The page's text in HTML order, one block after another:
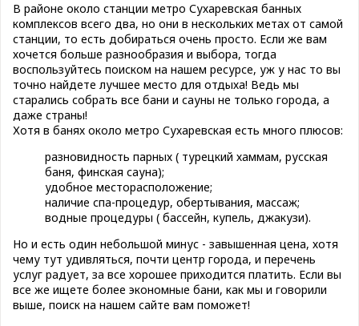
В районе около станции метро Сухаревская банных
комплексов всего два, но они в нескольких метах от самой
станции, то есть добираться очень просто. Если же вам
хочется больше разнообразия и выбора, тогда
воспользуйтесь поиском на нашем ресурсе, уж у нас то вы
точно найдете лучшее место для отдыха! Ведь мы
старались собрать все бани и сауны не только города, а
даже страны!
Хотя в банях около метро Сухаревская есть много плюсов:
разновидность парных ( турецкий хаммам, русская
баня, финская сауна);
удобное месторасположение;
наличие спа-процедур, обертывания, массаж;
водные процедуры ( бассейн, купель, джакузи).
Но и есть один небольшой минус - завышенная цена, хотя
чему тут удивляться, почти центр города, и перечень
услуг радует, за все хорошее приходится платить. Если вы
все же ищете более экономные бани, как мы и говорили
выше, поиск на нашем сайте вам поможет!